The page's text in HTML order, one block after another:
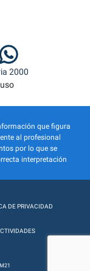
2000
que figura
al profesional
por lo que se
interpretación
DE PRIVACIDAD